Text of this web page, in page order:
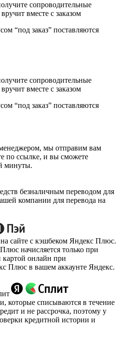
сопроводительные
вместе с заказом
“под заказ” поставляются
сопроводительные
вместе с заказом
“под заказ” поставляются
мы отправим вам
по ссылке, и вы сможете
минуты.
безналичным переводом для
компании для перевода на
сайте с кэшбеком Яндекс Плюс.
начисляется только при
картой онлайн при
Плюс в вашем аккаунте Яндекс.
которые списываются в течение
и не рассрочка, поэтому у
кредитной истории и